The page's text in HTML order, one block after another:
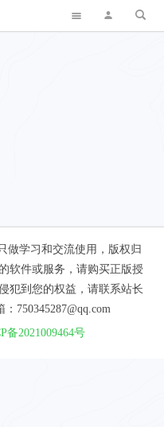
做学习和交流使用，版权归
软件或服务，请购买正版授
犯到您的权益，请联系站长
750345287@qq.com
备2021009464号